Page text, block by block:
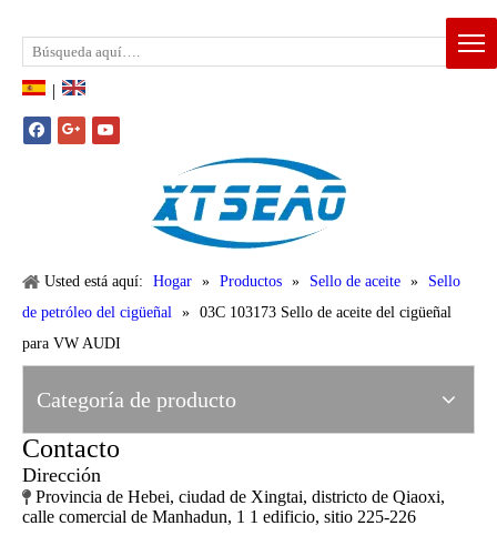
|
Usted está aquí: Hogar » Productos » Sello de aceite »
Sello
de petróleo del cigüeñal » 03C 103173 Sello de aceite del cigüeñal
para VW AUDI
Categoría de producto
Contacto
Dirección
 Provincia de Hebei, ciudad de Xingtai, districto de Qiaoxi,
calle comercial de Manhadun, 1 1 edificio, sitio 225-226